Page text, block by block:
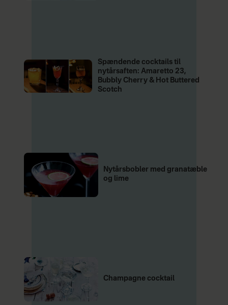
Spændende cocktails til
nytårsaften: Amaretto 23,
Bubbly Cherry & Hot Buttered
Scotch
Nytårsbobler med granatæble
og lime
Champagne cocktail